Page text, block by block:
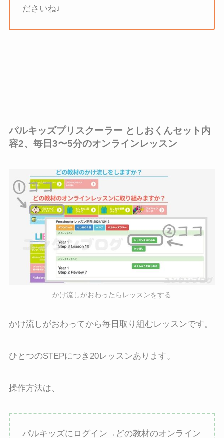
ださいね♩
パルキッズプリスクーラー としおくんセット内
容2、毎日3〜5分のオンラインレッスン
かけ流しがおわったらレッスンをする
かけ流しがおわってから毎日取り組むレッスンです。
ひとつのSTEPにつき20レッスンあります。
操作方法は、
パルキッズにログイン→どの教材のオンライン